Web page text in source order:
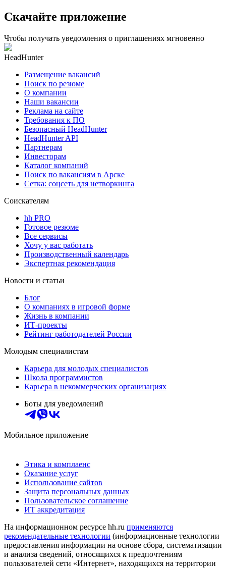
Скачайте приложение
Чтобы получать уведомления о приглашениях мгновенно
HeadHunter
Размещение вакансий
Поиск по резюме
О компании
Наши вакансии
Реклама на сайте
Требования к ПО
Безопасный HeadHunter
HeadHunter API
Партнерам
Инвесторам
Каталог компаний
Поиск по вакансиям в Арске
Сетка: соцсеть для нетворкинга
Соискателям
hh PRO
Готовое резюме
Все сервисы
Хочу у вас работать
Производственный календарь
Экспертная рекомендация
Новости и статьи
Блог
О компаниях в игровой форме
Жизнь в компании
ИТ-проекты
Рейтинг работодателей России
Молодым специалистам
Карьера для молодых специалистов
Школа программистов
Карьера в некоммерческих организациях
Боты для уведомлений
Мобильное приложение
Этика и комплаенс
Оказание услуг
Использование сайтов
Защита персональных данных
Пользовательское соглашение
ИТ аккредитация
На информационном ресурсе hh.ru применяются
рекомендательные технологии (информационные технологии
предоставления информации на основе сбора, систематизации
и анализа сведений, относящихся к предпочтениям
пользователей сети «Интернет», находящихся на территории